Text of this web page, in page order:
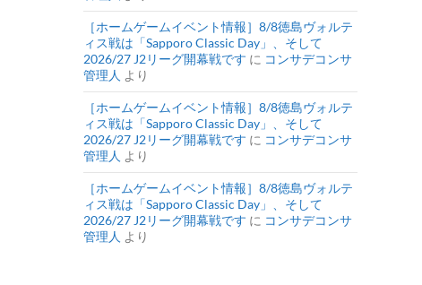
［ホームゲームイベント情報］8/8徳島ヴォルテ
ィス戦は「Sapporo Classic Day」、そして
2026/27 J2リーグ開幕戦です に コンサデコンサ
管理人 より
［ホームゲームイベント情報］8/8徳島ヴォルテ
ィス戦は「Sapporo Classic Day」、そして
2026/27 J2リーグ開幕戦です に コンサデコンサ
管理人 より
［ホームゲームイベント情報］8/8徳島ヴォルテ
ィス戦は「Sapporo Classic Day」、そして
2026/27 J2リーグ開幕戦です に コンサデコンサ
管理人 より